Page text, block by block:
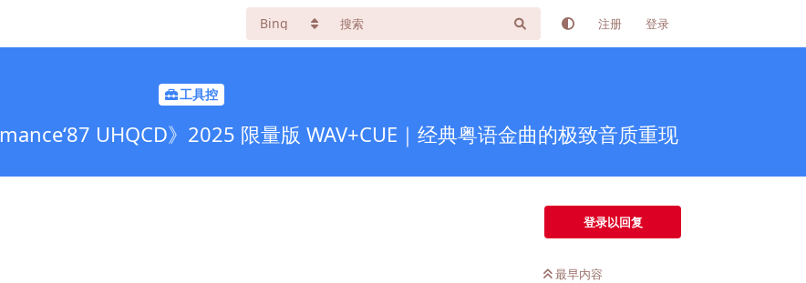
注册 登录
工具控
UHQCD》2025 限量版 WAV+CUE｜经典粤语金曲的极致音质重现
登录以回复
最早内容